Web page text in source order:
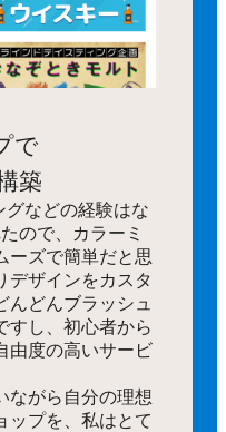
で
築
グなどの経験はな
ので、カラーミ
ーズで簡単だと思
デザインをカスタ
んどんブラッシュ
すし、初心者から
由度の高いサービ
ながら自分の理想
ップを、私はとて